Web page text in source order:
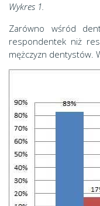
Wykres 1.
Zarówno wśród
respondentek niż
mężczyzn dentystów.